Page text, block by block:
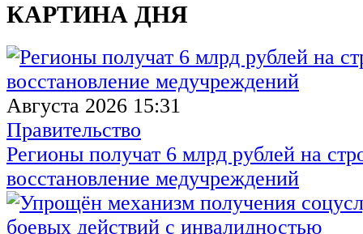
КАРТИНА ДНЯ
Августа 2026 15:31
Правительство
Регионы получат 6 млрд рублей на
восстановление медучреждений